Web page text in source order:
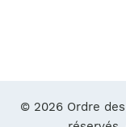
© 2026 Ordre